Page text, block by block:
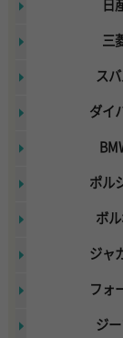
日
三
ス
ダイ
ポル
ボ
ジャ
フォ
ジ